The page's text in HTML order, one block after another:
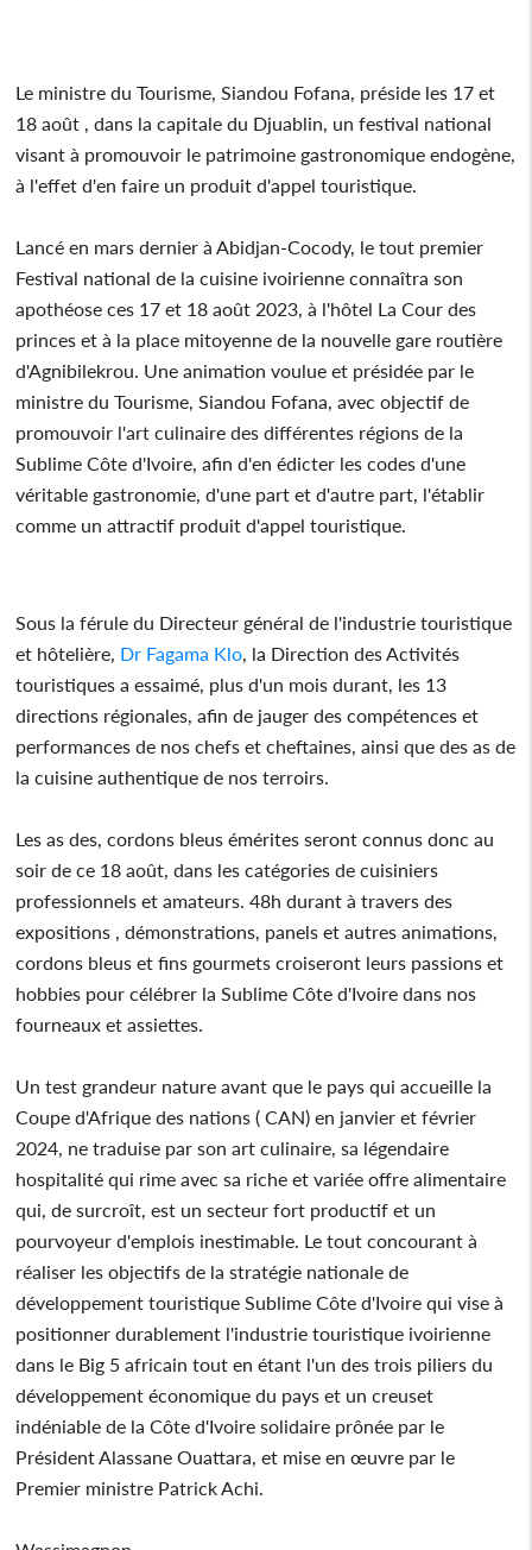
Le ministre du Tourisme, Siandou Fofana, préside les 17 et
18 août , dans la capitale du Djuablin, un festival national
visant à promouvoir le patrimoine gastronomique endogène,
à l'effet d'en faire un produit d'appel touristique.
Lancé en mars dernier à Abidjan-Cocody, le tout premier
Festival national de la cuisine ivoirienne connaîtra son
apothéose ces 17 et 18 août 2023, à l'hôtel La Cour des
princes et à la place mitoyenne de la nouvelle gare routière
d'Agnibilekrou. Une animation voulue et présidée par le
ministre du Tourisme, Siandou Fofana, avec objectif de
promouvoir l'art culinaire des différentes régions de la
Sublime Côte d'Ivoire, afin d'en édicter les codes d'une
véritable gastronomie, d'une part et d'autre part, l'établir
comme un attractif produit d'appel touristique.
Sous la férule du Directeur général de l'industrie touristique
et hôtelière, Dr Fagama Klo , la Direction des Activités
touristiques a essaimé, plus d'un mois durant, les 13
directions régionales, afin de jauger des compétences et
performances de nos chefs et cheftaines, ainsi que des as de
la cuisine authentique de nos terroirs.
Les as des, cordons bleus émérites seront connus donc au
soir de ce 18 août, dans les catégories de cuisiniers
professionnels et amateurs. 48h durant à travers des
expositions , démonstrations, panels et autres animations,
cordons bleus et fins gourmets croiseront leurs passions et
hobbies pour célébrer la Sublime Côte d'Ivoire dans nos
fourneaux et assiettes.
Un test grandeur nature avant que le pays qui accueille la
Coupe d'Afrique des nations ( CAN) en janvier et février
2024, ne traduise par son art culinaire, sa légendaire
hospitalité qui rime avec sa riche et variée offre alimentaire
qui, de surcroît, est un secteur fort productif et un
pourvoyeur d'emplois inestimable. Le tout concourant à
réaliser les objectifs de la stratégie nationale de
développement touristique Sublime Côte d'Ivoire qui vise à
positionner durablement l'industrie touristique ivoirienne
dans le Big 5 africain tout en étant l'un des trois piliers du
développement économique du pays et un creuset
indéniable de la Côte d'Ivoire solidaire prônée par le
Président Alassane Ouattara, et mise en œuvre par le
Premier ministre Patrick Achi.